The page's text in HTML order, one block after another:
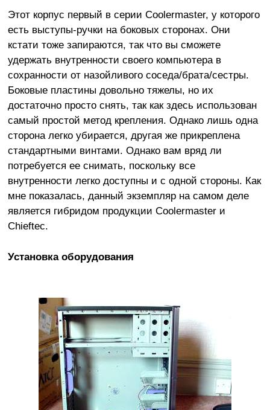
Этот корпус первый в серии Coolermaster, у которого
есть выступы-ручки на боковых сторонах. Они
кстати тоже запираются, так что вы сможете
удержать внутренности своего компьютера в
сохранности от назойливого соседа/брата/сестры.
Боковые пластины довольно тяжелы, но их
достаточно просто снять, так как здесь использован
самый простой метод крепления. Однако лишь одна
сторона легко убирается, другая же прикреплена
стандартными винтами. Однако вам вряд ли
потребуется ее снимать, поскольку все
внутренности легко доступны и с одной стороны. Как
мне показалась, данный экземпляр на самом деле
является гибридом продукции Coolermaster и
Chieftec.
Установка оборудования